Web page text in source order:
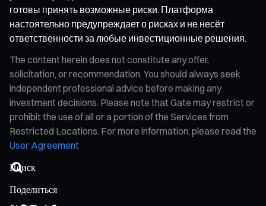
готовы принять возможные риски. Платформа
настоятельно предупреждает о рисках и не несёт
ответственности за любые инвестиционные решения.
The content herein does not constitute any offer,
solicitation, or recommendation. You should always seek
independent professional advice before making any
investment decisions. Please note that Gate may restrict or
prohibit the use of all or a portion of the Services from
Restricted Locations. For more information, please read the
User Agreement
Поделиться